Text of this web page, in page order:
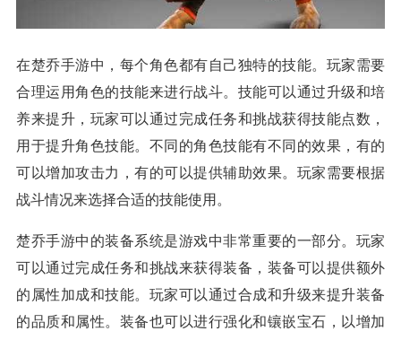
在楚乔手游中，每个角色都有自己独特的技能。玩家需要
合理运用角色的技能来进行战斗。技能可以通过升级和培
养来提升，玩家可以通过完成任务和挑战获得技能点数，
用于提升角色技能。不同的角色技能有不同的效果，有的
可以增加攻击力，有的可以提供辅助效果。玩家需要根据
战斗情况来选择合适的技能使用。
楚乔手游中的装备系统是游戏中非常重要的一部分。玩家
可以通过完成任务和挑战来获得装备，装备可以提供额外
的属性加成和技能。玩家可以通过合成和升级来提升装备
的品质和属性。装备也可以进行强化和镶嵌宝石，以增加